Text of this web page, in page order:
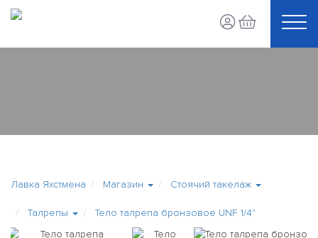
Лавка Яхстмена Магазин Стоячий такелаж
Талрепы Тело талрепа бронзовое UNF 1/4"